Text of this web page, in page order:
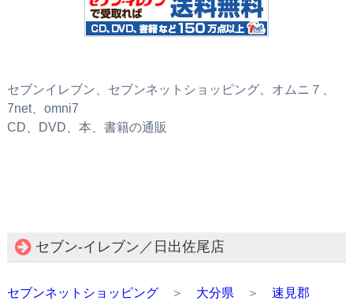
セブンイレブン、セブンネットショッピング、オムニ７、
7net、omni7
CD、DVD、本、書籍の通販
セブン‐イレブン／日出佐尾店
セブンネットショッピング＞ 大分県 ＞ 速見郡